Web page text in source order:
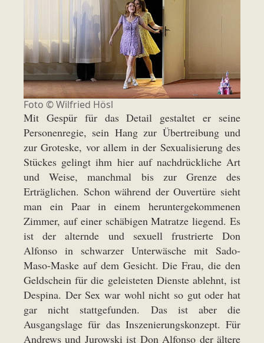
Foto © Wilfried Hösl
Mit Gespür für das Detail gestaltet er seine
Personenregie, sein Hang zur Übertreibung und
zur Groteske, vor allem in der Sexualisierung des
Stückes gelingt ihm hier auf nachdrückliche Art
und Weise, manchmal bis zur Grenze des
Erträglichen. Schon während der Ouvertüre sieht
man ein Paar in einem heruntergekommenen
Zimmer, auf einer schäbigen Matratze liegend. Es
ist der alternde und sexuell frustrierte Don
Alfonso in schwarzer Unterwäsche mit Sado-
Maso-Maske auf dem Gesicht. Die Frau, die den
Geldschein für die geleisteten Dienste ablehnt, ist
Despina. Der Sex war wohl nicht so gut oder hat
gar nicht stattgefunden. Das ist aber die
Ausgangslage für das Inszenierungskonzept. Für
Andrews und Jurowski ist Don Alfonso der ältere